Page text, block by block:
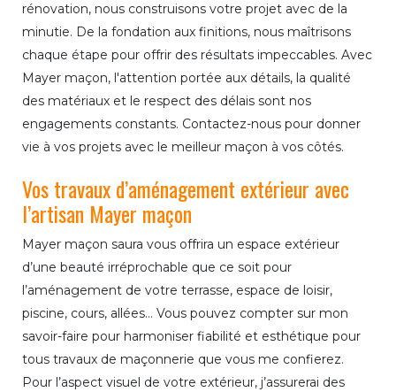
rénovation, nous construisons votre projet avec de la
minutie. De la fondation aux finitions, nous maîtrisons
chaque étape pour offrir des résultats impeccables. Avec
Mayer maçon, l'attention portée aux détails, la qualité
des matériaux et le respect des délais sont nos
engagements constants. Contactez-nous pour donner
vie à vos projets avec le meilleur maçon à vos côtés.
Vos travaux d’aménagement extérieur avec
l’artisan Mayer maçon
Mayer maçon saura vous offrira un espace extérieur
d’une beauté irréprochable que ce soit pour
l’aménagement de votre terrasse, espace de loisir,
piscine, cours, allées… Vous pouvez compter sur mon
savoir-faire pour harmoniser fiabilité et esthétique pour
tous travaux de maçonnerie que vous me confierez.
Pour l’aspect visuel de votre extérieur, j’assurerai des